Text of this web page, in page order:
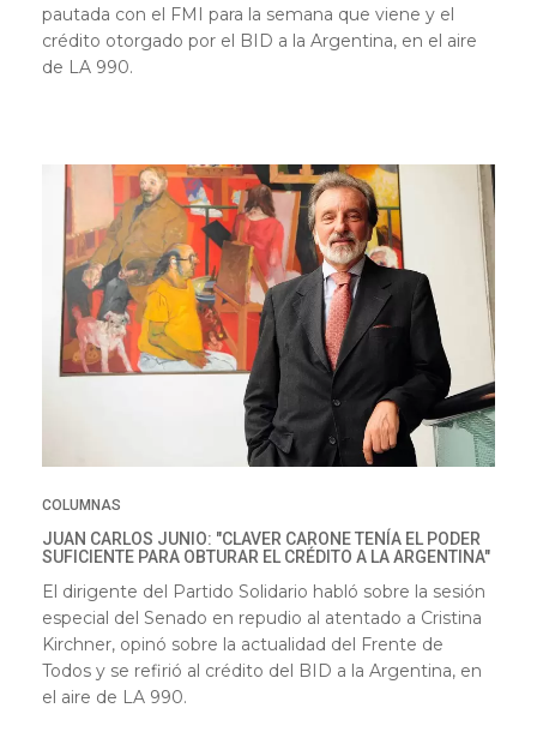
pautada con el FMI para la semana que viene y el
crédito otorgado por el BID a la Argentina, en el aire
de LA 990.
COLUMNAS
JUAN CARLOS JUNIO: "CLAVER CARONE TENÍA EL PODER
SUFICIENTE PARA OBTURAR EL CRÉDITO A LA ARGENTINA"
El dirigente del Partido Solidario habló sobre la sesión
especial del Senado en repudio al atentado a Cristina
Kirchner, opinó sobre la actualidad del Frente de
Todos y se refirió al crédito del BID a la Argentina, en
el aire de LA 990.